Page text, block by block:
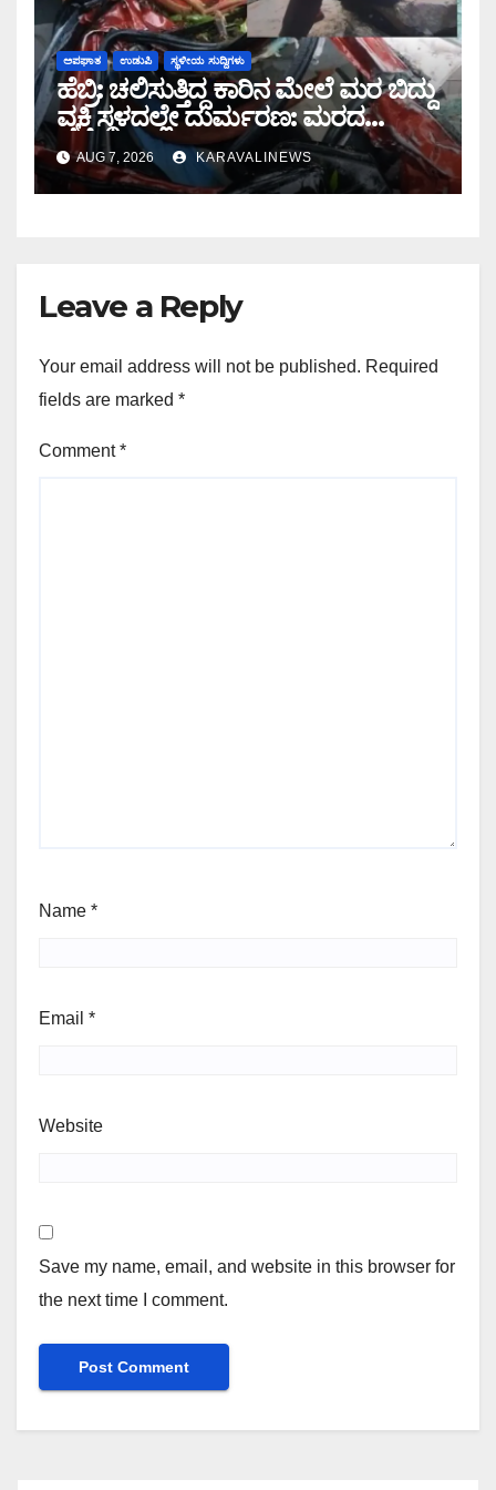
ಅಪಘಾತ ಉಡುಪಿ ಸ್ಥಳೀಯ ಸುದ್ದಿಗಳು
ಹೆಬ್ರಿ: ಚಲಿಸುತ್ತಿದ್ದ ಕಾರಿನ ಮೇಲೆ ಮರ ಬಿದ್ದು
ವ್ಯಕ್ತಿ ಸ್ಥಳದಲ್ಲೇ ದುರ್ಮರಣ: ಮರದ
ರೂಪದಲ್ಲಿ ಕಾದಿದ್ದ ಜವರಾಯ
AUG 7, 2026 KARAVALINEWS
Leave a Reply
Your email address will not be published. Required
fields are marked *
Comment*
Name *
Email *
Website
Save my name, email, and website in this browser for
the next time I comment.